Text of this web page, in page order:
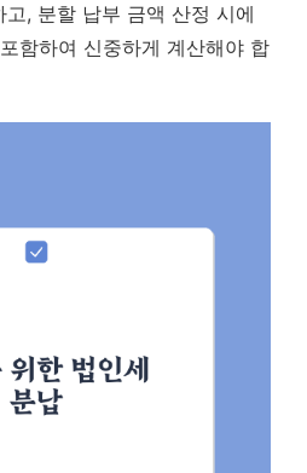
, 분할 납부 금액 산정 시에
함하여 신중하게 계산해야 합